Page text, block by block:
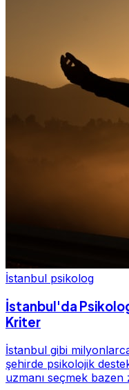
İstanbul psikolog
İstanbul'da
Kriter
İstanbul gibi
şehirde psikolojik
uzmanı seçmek bazen